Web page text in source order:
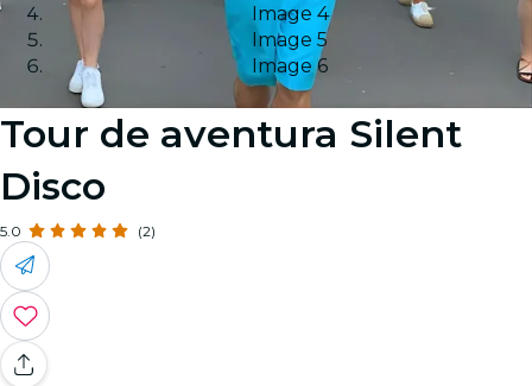
Image 4
Image 5
Image 6
Tour de aventura Silent
Disco
5.0 (2)